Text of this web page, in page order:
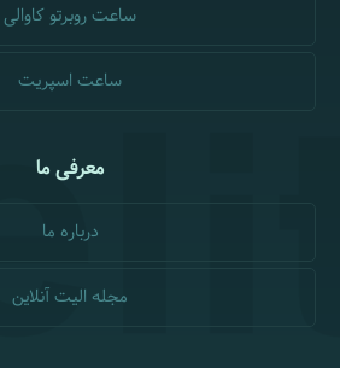
ساعت روبرتو کاوالی
ساعت اسپریت
معرفی ما
درباره ما
مجله الیت آنلاین